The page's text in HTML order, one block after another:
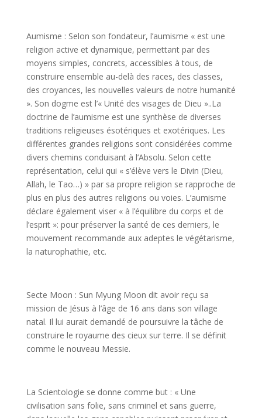
Aumisme : Selon son fondateur, l’aumisme « est une
religion active et dynamique, permettant par des
moyens simples, concrets, accessibles à tous, de
construire ensemble au-delà des races, des classes,
des croyances, les nouvelles valeurs de notre humanité
». Son dogme est l’« Unité des visages de Dieu »..La
doctrine de l’aumisme est une synthèse de diverses
traditions religieuses ésotériques et exotériques. Les
différentes grandes religions sont considérées comme
divers chemins conduisant à l’Absolu. Selon cette
représentation, celui qui « s’élève vers le Divin (Dieu,
Allah, le Tao…) » par sa propre religion se rapproche de
plus en plus des autres religions ou voies. L’aumisme
déclare également viser « à l’équilibre du corps et de
l’esprit »: pour préserver la santé de ces derniers, le
mouvement recommande aux adeptes le végétarisme,
la naturophathie, etc.
Secte Moon : Sun Myung Moon dit avoir reçu sa
mission de Jésus à l’âge de 16 ans dans son village
natal. Il lui aurait demandé de poursuivre la tâche de
construire le royaume des cieux sur terre. Il se définit
comme le nouveau Messie.
La Scientologie se donne comme but : « Une
civilisation sans folie, sans criminel et sans guerre,